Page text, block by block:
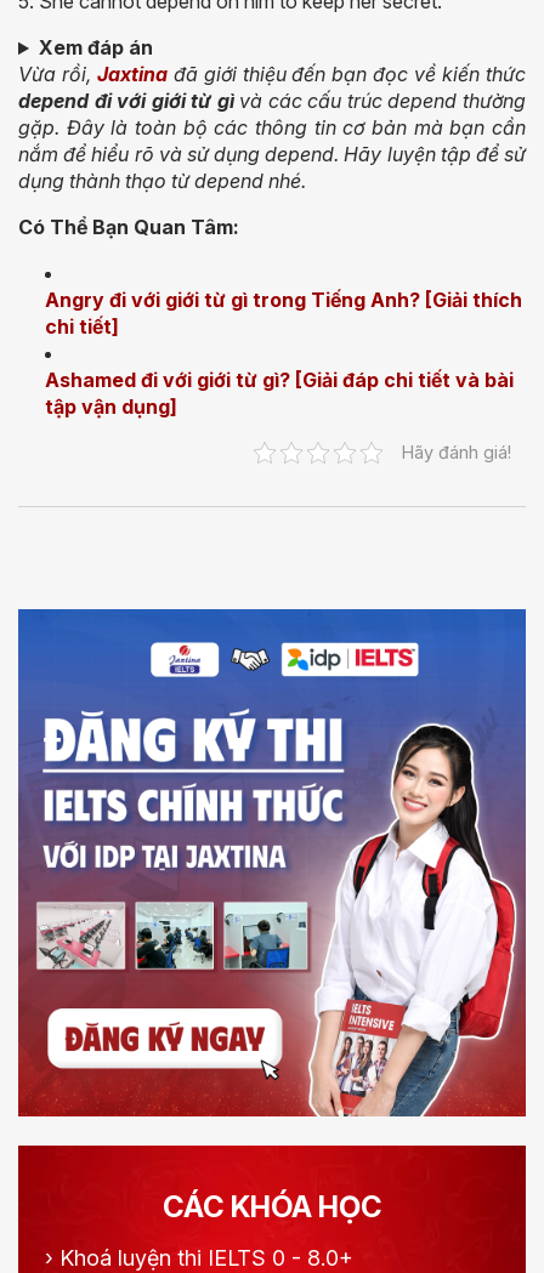
Xem đáp án
Vừa rồi, Jaxtinađã giới thiệu đến bạn đọc về kiến thức
depend đi với giới từ gìvà các cấu trúc depend thường
gặp. Đây là toàn bộ các thông tin cơ bản mà bạn cần
nắm để hiểu rõ và sử dụng depend. Hãy luyện tập để sử
dụng thành thạo từ depend nhé.
Có Thể Bạn Quan Tâm:
Angry đi với giới từ gì trong Tiếng Anh? [Giải thích
chi tiết]
Ashamed đi với giới từ gì? [Giải đáp chi tiết và bài
tập vận dụng]
Hãy đánh giá!
CÁC KHÓA HỌC
› Khoá luyện thi IELTS 0 - 8.0+